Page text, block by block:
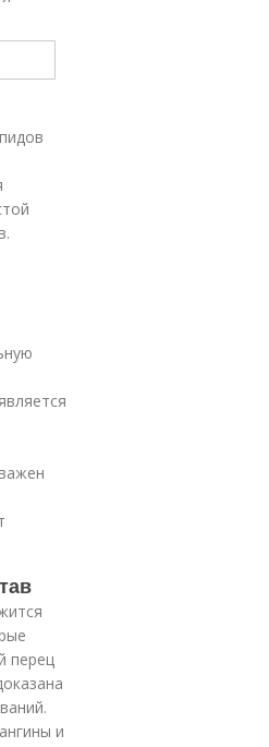
перец
и